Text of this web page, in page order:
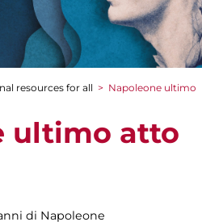
resources for all > Napoleone ultimo
ultimo atto
di Napoleone